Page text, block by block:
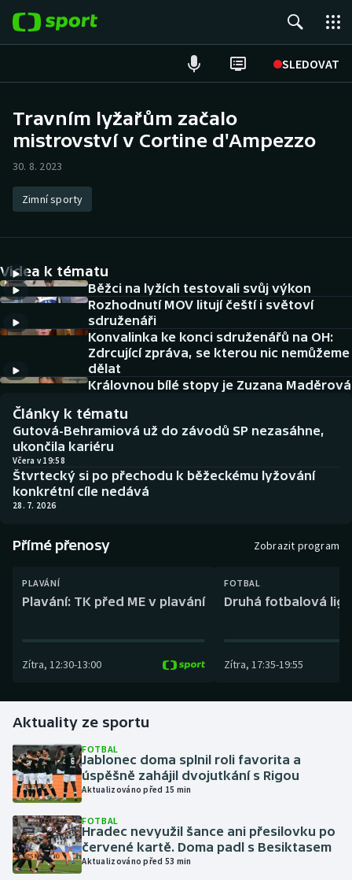
SLEDOVAT
Hokej
Atletika
DALŠÍ SPORTY
Americký fotbal
Baseball a softbal
Biatlon
Boby a skeleton
Curling
Dostihy
Futsal
Golf
Gymnastika
Házená
Jezdectví
Judo
NEPŘEHLÉDNĚTE
Aplikace ČT sport
AZ kvíz
Travním lyžařům začalo
mistrovství v Cortine d'Ampezzo
30. 8. 2023
Zimní sporty
Videa k tématu
Běžci na lyžích testovali svůj výkon
Rozhodnutí MOV litují čeští i světoví
sdruženáři
Konvalinka ke konci sdruženářů na OH:
Zdrcující zpráva, se kterou nic nemůžeme
dělat
Královnou bílé stopy je Zuzana Maděrová
Články k tématu
Gutová-Behramiová už do závodů SP nezasáhne,
ukončila kariéru
Včera v 19:58
Štvrtecký si po přechodu k běžeckému lyžování
konkrétní cíle nedává
28. 7. 2026
Přímé přenosy Zobrazit program
PLAVÁNÍ
Plavání: TK před ME v plavání
Zítra, 12:30-13:00
FOTBAL
Druhá fotbalová
Zítra, 17:35-19:55
Aktuality ze sportu
FOTBAL
Jablonec doma splnil roli favorita a
úspěšně zahájil dvojutkání s Rigou
Aktualizováno před 15 min
FOTBAL
Hradec nevyužil šance ani přesilovku po
červené kartě. Doma padl s Besiktasem
Aktualizováno před 53 min